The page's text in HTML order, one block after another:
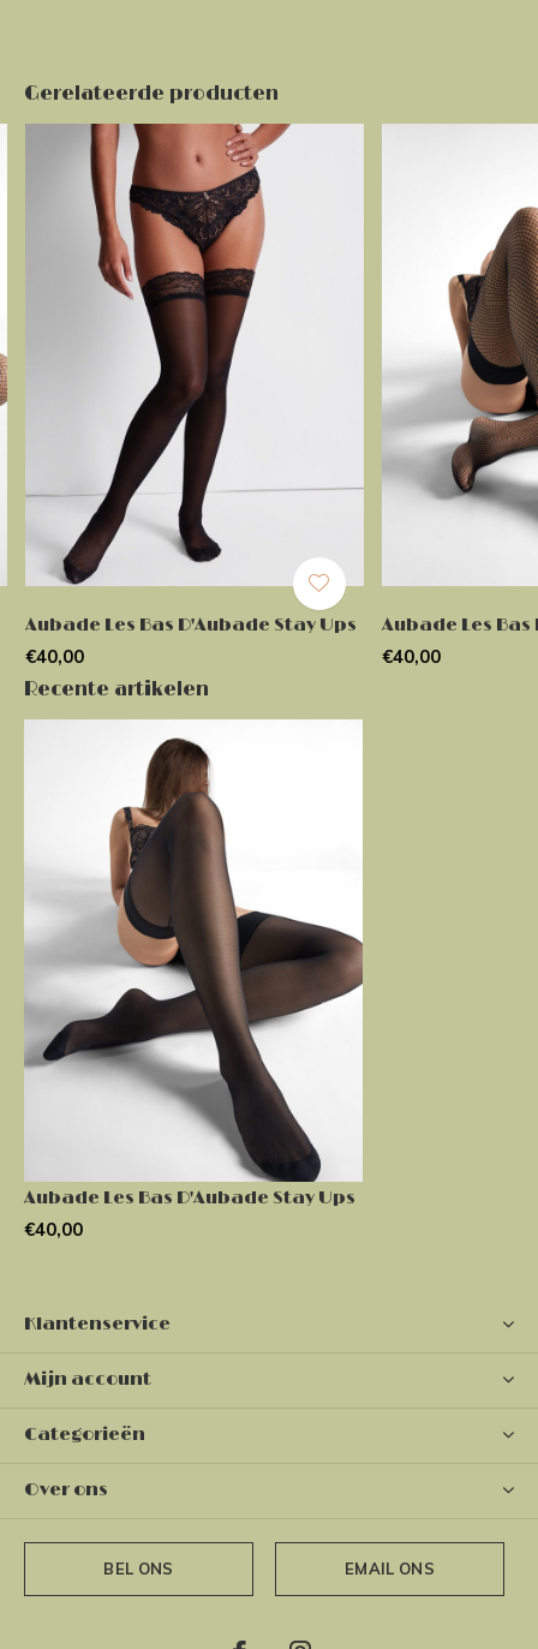
Gerelateerde producten
Aubade Les Bas D'Aubade Stay Ups
€40,00
Aubade Les
€40,00
Recente artikelen
Aubade Les Bas D'Aubade Stay Ups
€40,00
Klantenservice
Mijn account
Categorieën
Over ons
BEL ONS EMAIL ONS